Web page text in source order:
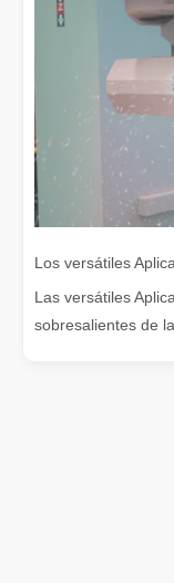
Las versátiles
sobresalientes de